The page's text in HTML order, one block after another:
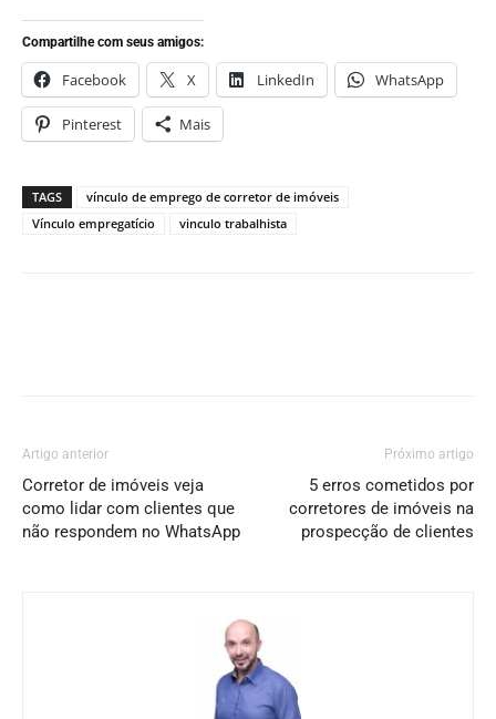
Compartilhe com seus amigos:
Facebook X LinkedIn WhatsApp
Pinterest Mais
TAGS
vínculo de emprego de corretor de imóveis
Vínculo empregatício
vinculo trabalhista
Artigo anterior
Corretor de imóveis veja
como lidar com clientes que
não respondem no WhatsApp
Próximo artigo
5 erros cometidos por
corretores de imóveis na
prospecção de clientes